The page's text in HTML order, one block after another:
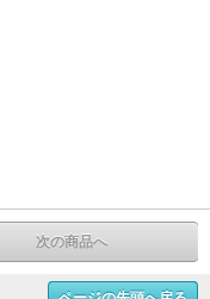
次の商品へ